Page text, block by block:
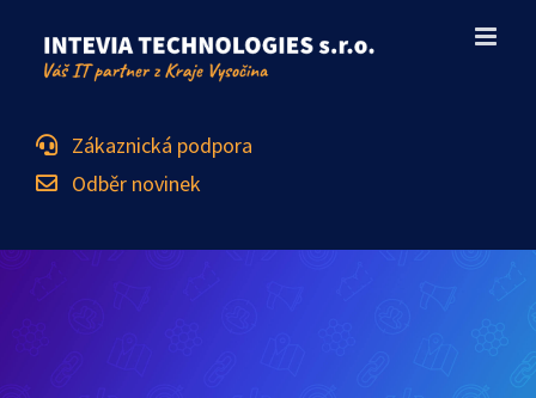
Zákaznická podpora
Odběr novinek